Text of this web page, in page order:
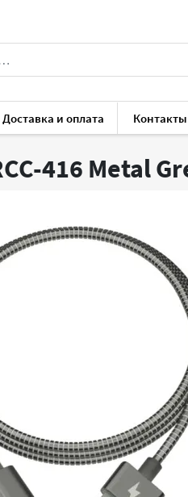
Доставка и оплата Контакты
Аксессуары для
416 Metal